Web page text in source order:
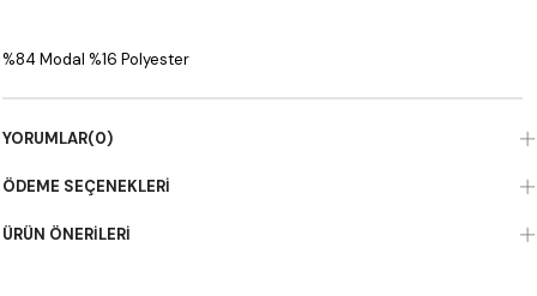
%84 Modal %16 Polyester
YORUMLAR(0)
ÖDEME SEÇENEKLERI
ÜRÜN ÖNERILERI